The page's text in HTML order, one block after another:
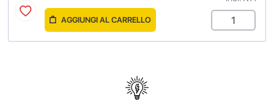
AGGIUNGI AL CARRELLO